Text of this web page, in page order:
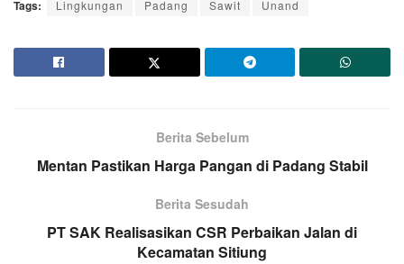
Tags: Lingkungan Padang Sawit Unand
Berita Sebelum
Mentan Pastikan Harga Pangan di Padang Stabil
Berita Sesudah
PT SAK Realisasikan CSR Perbaikan Jalan di
Kecamatan Sitiung